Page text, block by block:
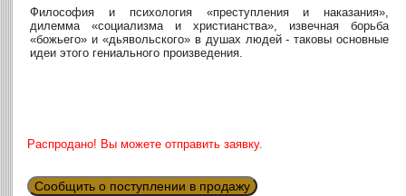
Философия и психология «преступления и наказания»,
дилемма «социализма и христианства», извечная борьба
«божьего» и «дьявольского» в душах людей - таковы основные
идеи этого гениального произведения.
Распродано! Вы можете отправить заявку.
Сообщить о поступлении в продажу